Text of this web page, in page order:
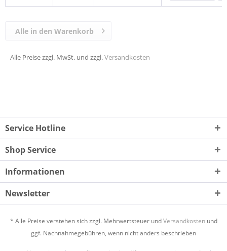
Alle Preise zzgl. MwSt. und zzgl.Versandkosten
Alle in den Warenkorb
Service Hotline
Shop Service
Informationen
Newsletter
* Alle Preise verstehen sich zzgl. Mehrwertsteuer undVersandkostenund
ggf. Nachnahmegebühren, wenn nicht anders beschrieben